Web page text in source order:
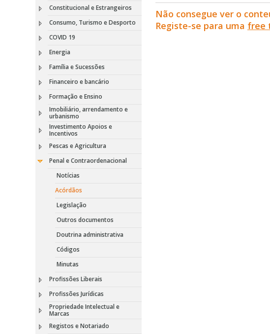
Constitucional e Estrangeiros
Consumo, Turismo e Desporto
COVID 19
Energia
Família e Sucessões
Financeiro e bancário
Formação e Ensino
Imobiliário, arrendamento e
urbanismo
Investimento Apoios e
Incentivos
Pescas e Agricultura
Penal e Contraordenacional
Notícias
Acórdãos
Legislação
Outros documentos
Doutrina administrativa
Códigos
Minutas
Profissões Liberais
Profissões Jurídicas
Propriedade Intelectual e
Marcas
Registos e Notariado
Não consegue ver o
Registe-se para uma free